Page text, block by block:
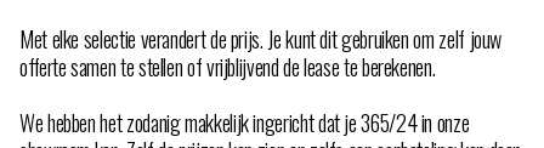
Met elke selectie verandert de prijs. Je kunt dit gebruiken om zelf jouw
offerte samen te stellen of vrijblijvend de lease te berekenen.
We hebben het zodanig makkelijk ingericht dat je 365/24 in onze